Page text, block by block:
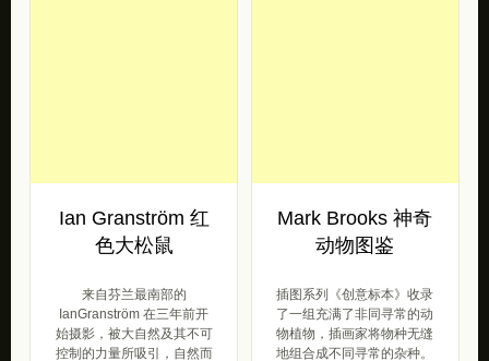
Ian Granström 红
色大松鼠
来自芬兰最南部的
IanGranström 在三年前开
始摄影，被大自然及其不可
控制的力量所吸引，自然而
Mark Brooks 神奇
动物图鉴
插图系列《创意标本》收录
了一组充满了非同寻常的动
物植物，插画家将物种无缝
地组合成不同寻常的杂种。